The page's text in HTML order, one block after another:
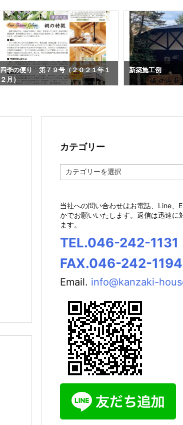
四季の便り 第７９号（２０２１年１
２月）
新築施工例
カテゴリー
テ
ー
当社への問い合わせはお電話、Line、
かでお願いいたします。返信は迅速に
ます。
TEL.046-242-1131
FAX.046-242-1194
Email. info@kanzaki-